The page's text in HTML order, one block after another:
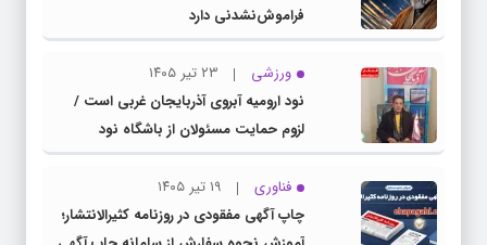
فراموش‌نشدنی دارد
ورزشی
۲۳ تیر ۱۴۰۵
نود ارومیه آبروی آذربایجان غربی است /
لزوم حمایت مسئولان از باشگاه نود
فناوری
۱۹ تیر ۱۴۰۵
چاپ آگهی مفقودی در روزنامه کثیرالانتشار؛